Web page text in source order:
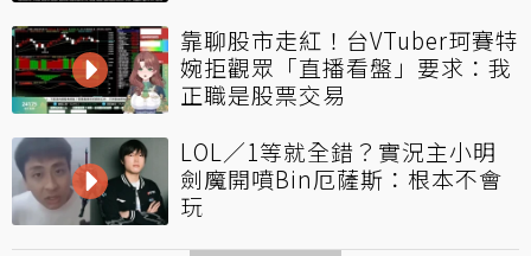
靠聊股市走紅！台VTuber珂賽特
婉拒觀眾「直播看盤」要求：我
正職是股票交易
LOL／1等就全錯？實況主小明
劍魔開噴Bin厄薩斯：根本不會
玩